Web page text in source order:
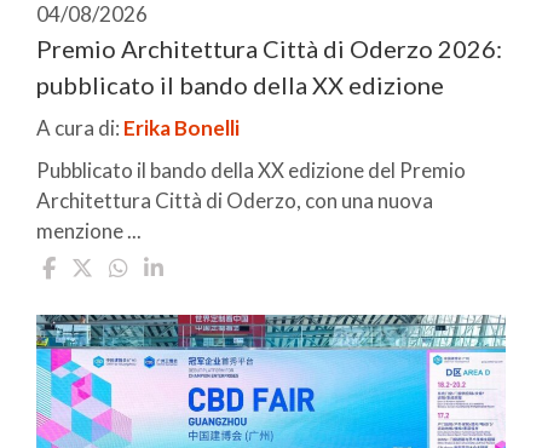
04/08/2026
Premio Architettura Città di Oderzo 2026:
pubblicato il bando della XX edizione
A cura di: Erika Bonelli
Pubblicato il bando della XX edizione del Premio
Architettura Città di Oderzo, con una nuova
menzione ...